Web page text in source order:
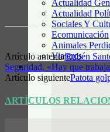
Actualidad
Actualidad
Sociales Y
Ecomunicación
Animales
Viajeros
RESUMEN DIGITAL
Artículo anteriorRubén
Seguridad, «Hay que
Artículo siguientePatota
ARTÍCULOS